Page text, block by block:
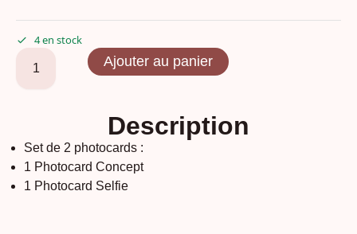
4 en stock
Ajouter au panier
Description
Set de 2 photocards :
1 Photocard Concept
1 Photocard Selfie